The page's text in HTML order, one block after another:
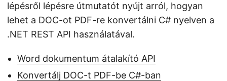
lépésről lépésre útmutatót nyújt arról, hogyan
lehet a DOC-ot PDF-re konvertálni C# nyelven a
.NET REST API használatával.
Word dokumentum átalakító API
Konvertálj DOC-t PDF-be C#-ban